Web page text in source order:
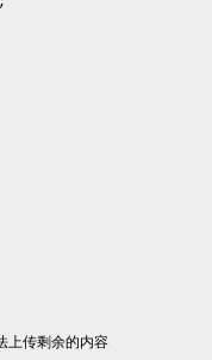
传剩余的内容